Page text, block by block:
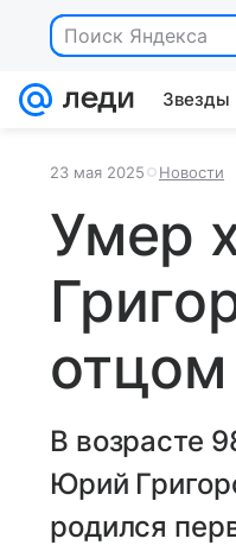
Звезды
23 мая 2025 Новости
Умер
отцом
В возрасте
Юрий
родился